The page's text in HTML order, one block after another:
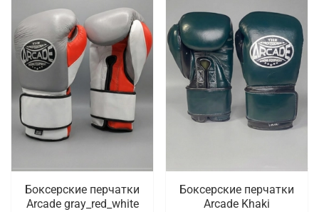
Боксерские перчатки
Arcade gray_red_white
Боксерские перчатки
Arcade Khaki